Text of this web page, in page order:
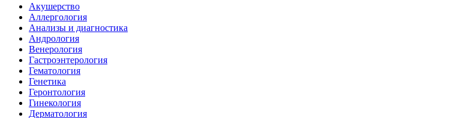
Акушерство
Аллергология
Анализы и диагностика
Андрология
Венерология
Гастроэнтерология
Гематология
Генетика
Геронтология
Гинекология
Дерматология